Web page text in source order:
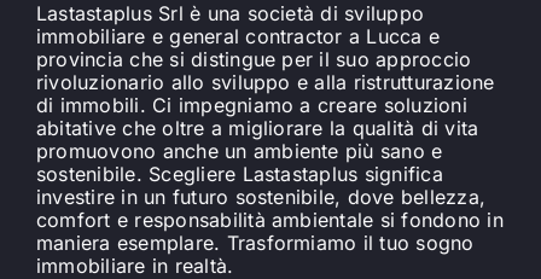
Lastastaplus Srl è una società di sviluppo
immobiliare e general contractor a Lucca e
provincia che si distingue per il suo approccio
rivoluzionario allo sviluppo e alla ristrutturazione
di immobili. Ci impegniamo a creare soluzioni
abitative che oltre a migliorare la qualità di vita
promuovono anche un ambiente più sano e
sostenibile. Scegliere Lastastaplus significa
investire in un futuro sostenibile, dove bellezza,
comfort e responsabilità ambientale si fondono in
maniera esemplare. Trasformiamo il tuo sogno
immobiliare in realtà.